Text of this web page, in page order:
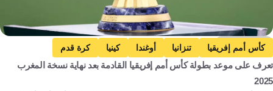
Getty Images
كأس أمم إفريقيا تنزانيا أوغندا كينيا كرة قدم
تعرف على موعد بطولة كأس أمم إفريقيا القادمة بعد نهاية نسخة المغرب
2025